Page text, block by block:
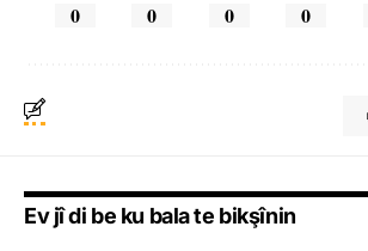
0 0 0 0
Ev jî di be ku bala te bikşînin